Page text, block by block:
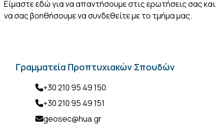
Είμαστε εδώ για να απαντήσουμε στις ερωτήσεις σας και
να σας βοηθήσουμε να συνδεθείτε με το τμήμα μας.
Γραμματεία Προπτυχιακών Σπουδών
+30 210 95 49 150
+30 210 95 49 151
geosec@hua.gr